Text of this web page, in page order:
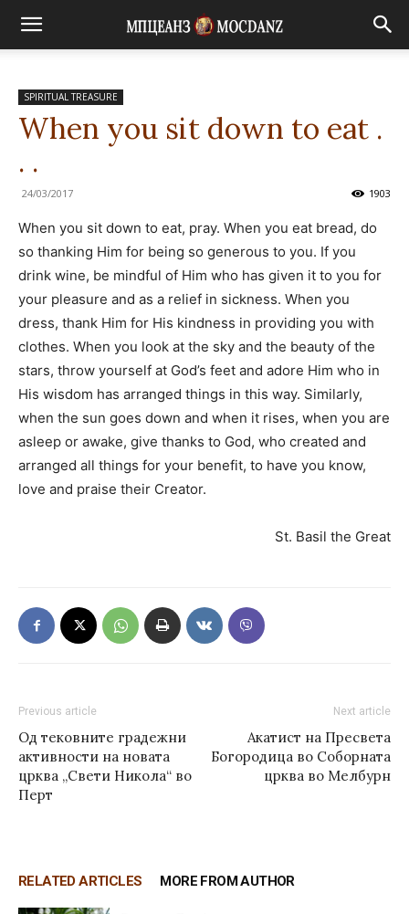
SPIRITUAL TREASURE
When you sit down to eat .
. .
24/03/2017 1903
When you sit down to eat, pray. When you eat bread, do
so thanking Him for being so generous to you. If you
drink wine, be mindful of Him who has given it to you for
your pleasure and as a relief in sickness. When you
dress, thank Him for His kindness in providing you with
clothes. When you look at the sky and the beauty of the
stars, throw yourself at God’s feet and adore Him who in
His wisdom has arranged things in this way. Similarly,
when the sun goes down and when it rises, when you are
asleep or awake, give thanks to God, who created and
arranged all things for your benefit, to have you know,
love and praise their Creator.
St. Basil the Great
Previous article
Од тековните градежни
активности на новата
црква „Свети Никола“ во
Перт
Next article
Акатист на Пресвета
Богородица во Соборната
црква во Мелбурн
RELATED ARTICLES MORE FROM AUTHOR